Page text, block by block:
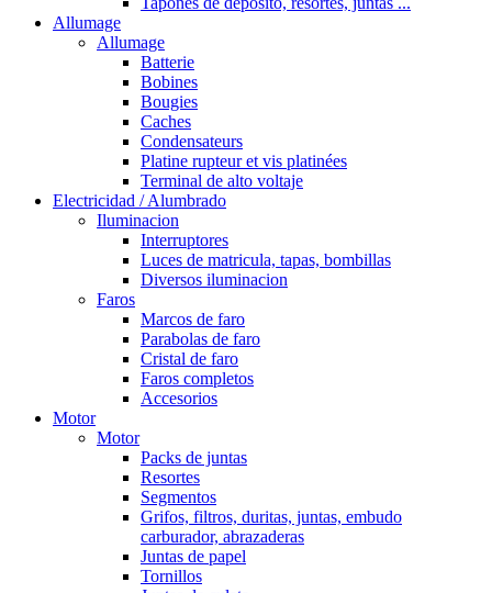
Allumage
Allumage
Batterie
Bobines
Bougies
Caches
Condensateurs
Platine rupteur et vis platinées
Terminal de alto voltaje
Electricidad / Alumbrado
Iluminacion
Interruptores
Luces de matricula, tapas, bombillas
Diversos iluminacion
Faros
Marcos de faro
Parabolas de faro
Cristal de faro
Faros completos
Accesorios
Motor
Motor
Packs de juntas
Resortes
Segmentos
Grifos, filtros, duritas, juntas, embudo
carburador, abrazaderas
Juntas de papel
Tornillos